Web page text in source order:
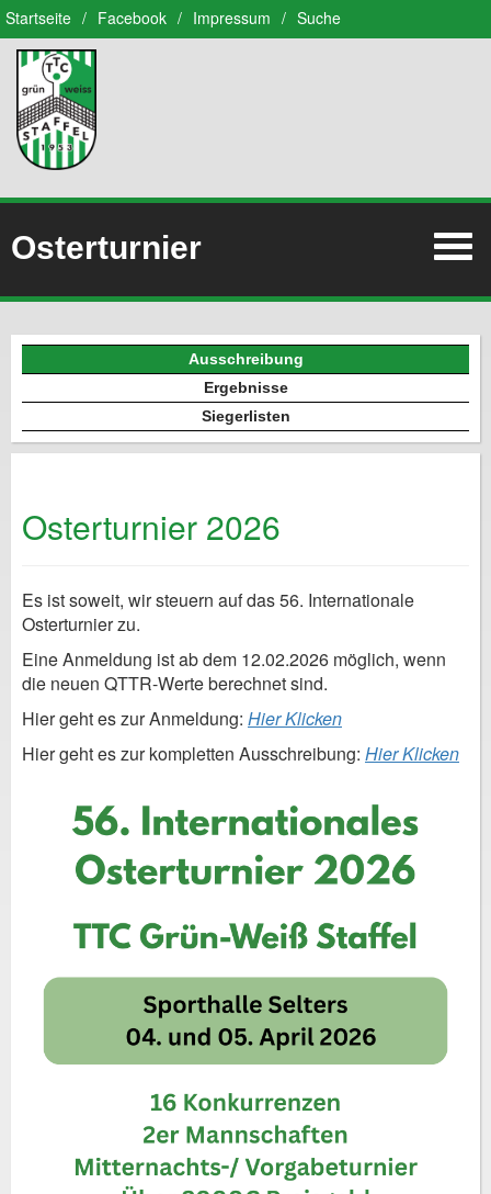
Startseite / Facebook / Impressum / Suche
Osterturnier
Ausschreibung
Ergebnisse
Siegerlisten
Osterturnier 2026
Es ist soweit, wir steuern auf das 56. Internationale
Osterturnier zu.
Eine Anmeldung ist ab dem 12.02.2026 möglich, wenn
die neuen QTTR-Werte berechnet sind.
Hier geht es zur Anmeldung: Hier Klicken
Hier geht es zur kompletten Ausschreibung: Hier Klicken